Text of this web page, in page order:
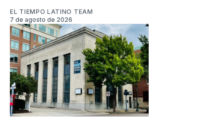
EL TIEMPO LATINO TEAM
7 de agosto de 2026